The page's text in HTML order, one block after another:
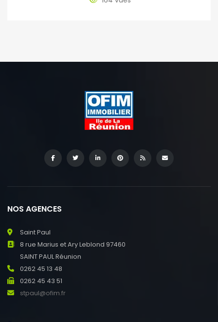
NOS AGENCES
Saint Paul
8 rue Marius et Ary Leblond 97460
SAINT PAUL Réunion
0262 45 13 48
0262 45 43 51
stpaul@ofim.fr